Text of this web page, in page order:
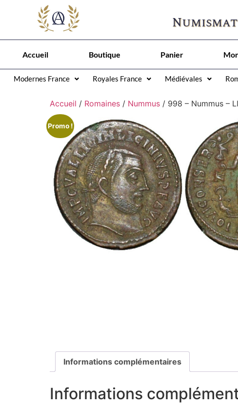
Accueil Boutique Panier
Modernes France Royales France Médiévales
Accueil / Romaines / Nummus / 998 – Nummus –
Promo !
Informations complémentaires
Informations